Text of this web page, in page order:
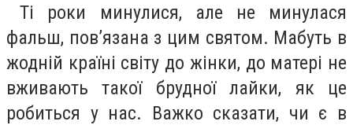
Ті роки минулися, але не минулася
фальш, пов’язана з цим святом. Мабуть в
жодній країні світу до жінки, до матері не
вживають такої брудної лайки, як це
робиться у нас. Важко сказати, чи є в